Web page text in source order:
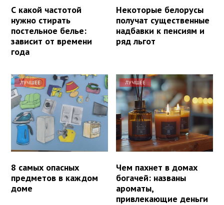
С какой частотой
нужно стирать
постельное белье:
зависит от времени
года
Некоторые белорусы
получат существенные
надбавки к пенсиям и
ряд льгот
ЛУЧШЕЕ
8 самых опасных
предметов в каждом
доме
ЛУЧШЕЕ
Чем пахнет в домах
богачей: названы
ароматы,
привлекающие деньги